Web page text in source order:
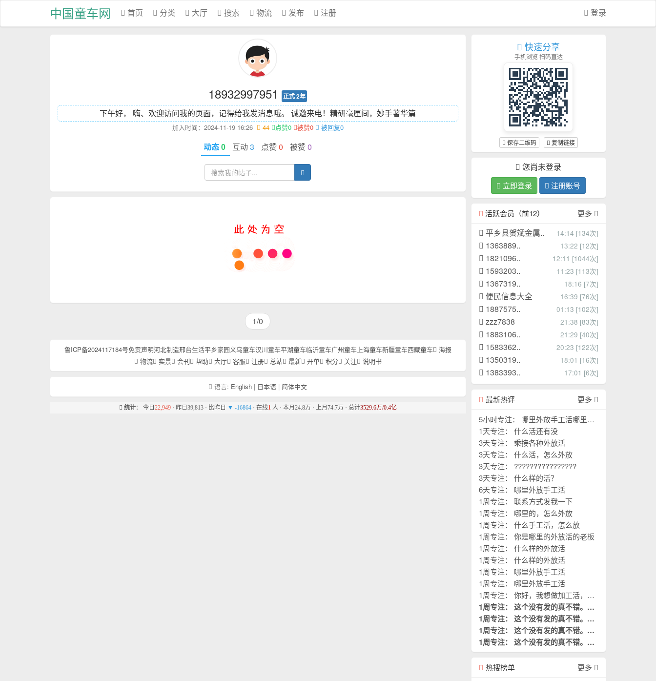
中国童车网 首页 分类 大厅 搜索 物流 发布 注册 登录
18932997951 正式 2年
下午好， 嗨、欢迎访问我的页面，记得给我发消息哦。 诚邀来电！精研毫厘间，妙手著华篇
加入时间：2024-11-19 16:26 44 点赞0 被赞0 被回复0
动态0 互动3 点赞0 被赞0
1/0
鲁ICP备2024117184号免责声明河北制造邢台生活平乡家园义乌童车汉川童车平湖童车临沂童车广州童车上海童车新疆童车西藏童车
海报
物流
实景 会刊 帮助 大厅 客服 注册 总站 最新 开单 积分 关注 说明书
语言: English | 日本语 | 简体中文
统计： 今日 22,949· 昨日39,813 · 比昨日 ▼ -16864 · 在线1人 · 本月24.8万 · 上月74.7万 · 总计3529.6万/0.4亿
快速分享
手机浏览 扫码直达
保存二维码 复制链接
您尚未登录
立即登录 注册账号
活跃会员（前12） 更多
平乡县贺斌金属.. 14:14 [134次]
1363889.. 13:22 [12次]
1821096.. 12:11 [1044次]
1593203.. 11:23 [113次]
1367319.. 18:16 [7次]
便民信息大全 16:39 [76次]
1887575.. 01:13 [102次]
zzz7838 21:38 [83次]
1883106.. 21:29 [40次]
1583362.. 20:23 [122次]
1350319.. 18:01 [16次]
1383393.. 17:01 [6次]
最新热评
更多
5小时专注： 哪里外放手工活哪里外
放手工活
1天专注： 什么活还有没
3天专注： 乘接各种外放活
3天专注： 什么活，怎么外放
3天专注： ????????????????
3天专注： 什么样的活？
6天专注： 哪里外放手工活
1周专注： 联系方式发我一下
1周专注： 哪里的，怎么外放
1周专注： 什么手工活，怎么放
1周专注： 你是哪里的外放活的老板
1周专注： 什么样的外放活
1周专注： 什么样的外放活
1周专注： 哪里外放手工活
1周专注： 哪里外放手工活
1周专注： 你好，我想做加工活，您
的厂子在哪？
1周专注： 这个没有发的真不错。这
是我需要阅读的。 置顶
1周专注： 这个没有发的真不错。这
是我需要阅读的。 置顶
1周专注： 这个没有发的真不错。这
是我需要阅读的。 置顶
1周专注： 这个没有发的真不错。这
是我需要阅读的。 置顶
热搜榜单 更多